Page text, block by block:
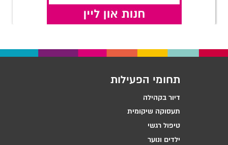
תחומי הפעילות
דיור בקהילה
תעסוקה שיקומית
טיפול רגשי
ילדים ונוער